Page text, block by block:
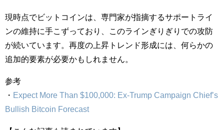
現時点でビットコインは、専門家が指摘するサポートライ
ンの維持に手こずっており、このラインぎりぎりでの攻防
が続いています。再度の上昇トレンド形成には、何らかの
追加的要素が必要かもしれません。
参考
・ Expect More Than $100,000: Ex-Trump Campaign Chief’s
Bullish Bitcoin Forecast